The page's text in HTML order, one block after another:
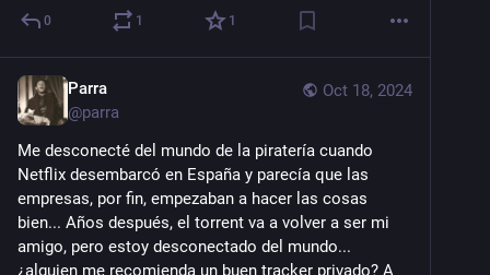
0 1 1
Oct 18, 2024
Parra
@parra
Me desconecté del mundo de la piratería cuando
Netflix desembarcó en España y parecía que las
empresas, por fin, empezaban a hacer las cosas
bien... Años después, el torrent va a volver a ser mi
amigo, pero estoy desconectado del mundo...
¿alguien me recomienda un buen tracker privado? A